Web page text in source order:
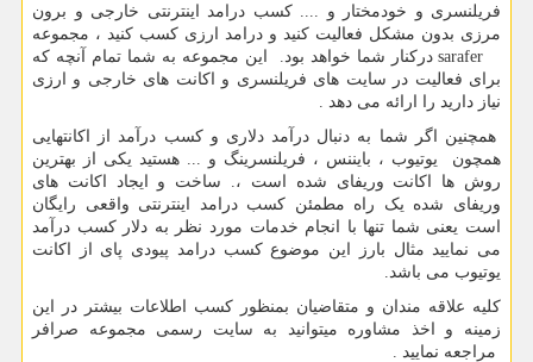
فریلنسری و خودمختار و .... کسب درامد اینترنتی خارجی و برون
مرزی بدون مشکل فعالیت کنید و درامد ارزی کسب کنید ، مجموعه
sarafer درکنار شما خواهد بود. این مجموعه به شما تمام آنچه که
برای فعالیت در سایت های فریلنسری و اکانت های خارجی و ارزی
نیاز دارید را ارائه می دهد .
همچنین اگر شما به دنبال درآمد دلاری و کسب درآمد از اکانتهایی
همچون یوتیوب ، بایننس ، فریلنسرینگ و ... هستید یکی از بهترین
روش ها اکانت وریفای شده است ،. ساخت و ایجاد اکانت های
وریفای شده یک راه مطمئن کسب درامد اینترنتی واقعی رایگان
است یعنی شما تنها با انجام خدمات مورد نظر به دلار کسب درآمد
می نمایید مثال بارز این موضوع کسب درامد پیودی پای از اکانت
یوتیوب می باشد.
کلیه علاقه مندان و متقاضیان بمنظور کسب اطلاعات بیشتر در این
زمینه و اخذ مشاوره میتوانید به سایت رسمی مجموعه صرافر
مراجعه نمایید .